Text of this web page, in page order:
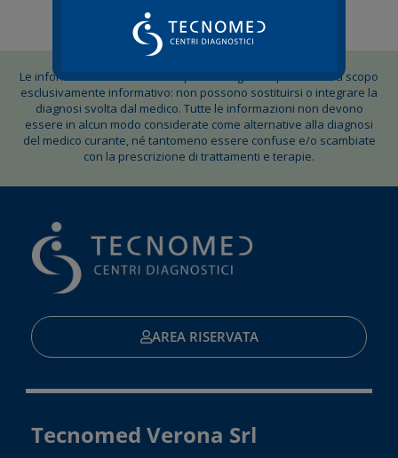
Le informazioni contenute su questo blog sono pubblicate a scopo
esclusivamente informativo: non possono sostituirsi o integrare la
diagnosi svolta dal medico. Tutte le informazioni non devono
essere in alcun modo considerate come alternative alla diagnosi
del medico curante, né tantomeno essere confuse e/o scambiate
con la prescrizione di trattamenti e terapie.
AREA RISERVATA
Tecnomed Verona Srl